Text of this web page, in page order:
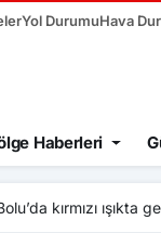
Yol DurumuHava
Haberleri
kırmızı ışıkta